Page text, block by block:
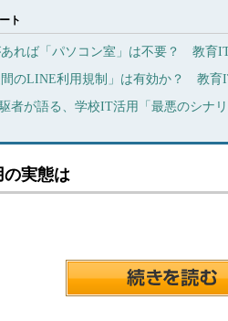
ト
あれば「パソコン室」は不要？ 教育
間のLINE利用規制」は有効か？ 教育
者が語る、学校IT活用「最悪のシナ
実態は